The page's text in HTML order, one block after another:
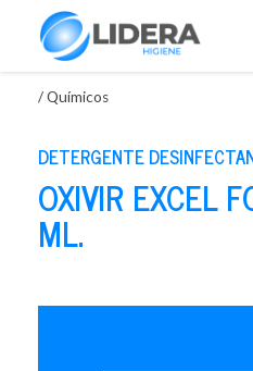
/Químicos
DETERGENTE
OXIVIR EXCEL
ML.